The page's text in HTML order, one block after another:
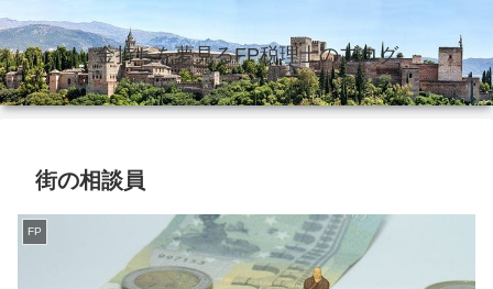
金持ちを夢見るFP税理士のブログ
街の相談員
FP